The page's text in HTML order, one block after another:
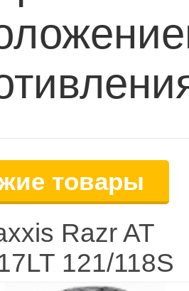
товары
Razr AT
121/118S